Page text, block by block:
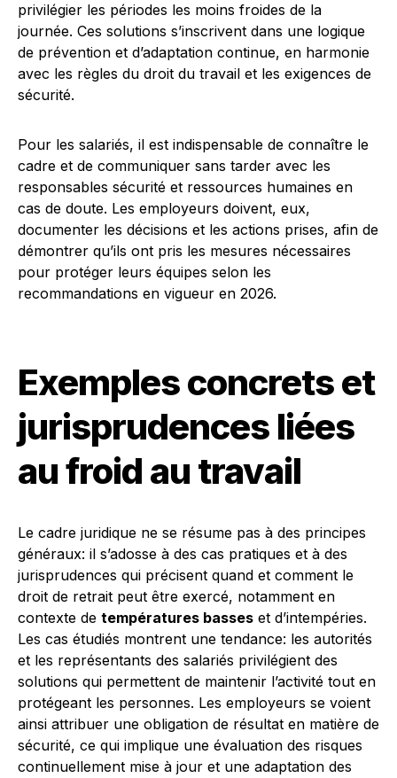
privilégier les périodes les moins froides de la
journée. Ces solutions s’inscrivent dans une logique
de prévention et d’adaptation continue, en harmonie
avec les règles du droit du travail et les exigences de
sécurité.
Pour les salariés, il est indispensable de connaître le
cadre et de communiquer sans tarder avec les
responsables sécurité et ressources humaines en
cas de doute. Les employeurs doivent, eux,
documenter les décisions et les actions prises, afin de
démontrer qu’ils ont pris les mesures nécessaires
pour protéger leurs équipes selon les
recommandations en vigueur en 2026.
Exemples concrets et
jurisprudences liées
au froid au travail
Le cadre juridique ne se résume pas à des principes
généraux: il s’adosse à des cas pratiques et à des
jurisprudences qui précisent quand et comment le
droit de retrait peut être exercé, notamment en
contexte de températures basses et d’intempéries.
Les cas étudiés montrent une tendance: les autorités
et les représentants des salariés privilégient des
solutions qui permettent de maintenir l’activité tout en
protégeant les personnes. Les employeurs se voient
ainsi attribuer une obligation de résultat en matière de
sécurité, ce qui implique une évaluation des risques
continuellement mise à jour et une adaptation des